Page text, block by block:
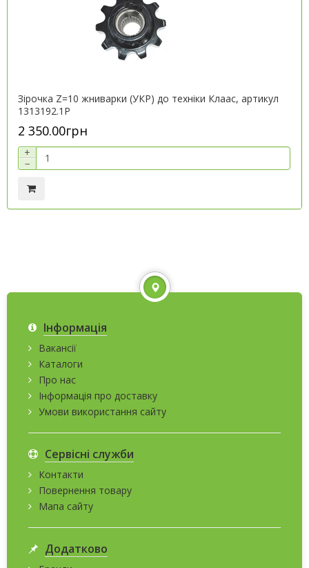
Зірочка Z=10 жниварки (УКР) до техніки Клаас, артикул
1313192.1P
2 350.00грн
+
−
Інформація
Вакансії
Каталоги
Про нас
Інформація про доставку
Умови використання сайту
Сервісні служби
Контакти
Повернення товару
Мапа сайту
Додатково